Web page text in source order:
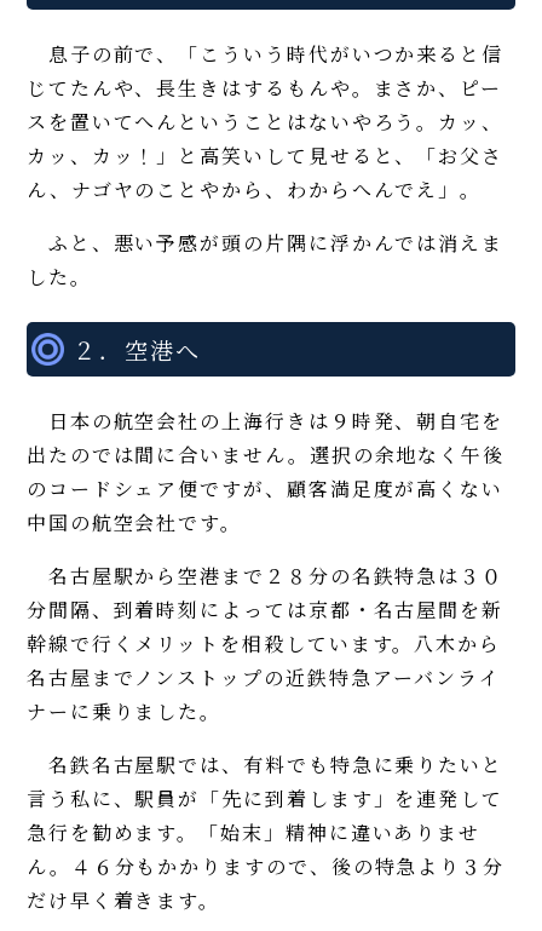
息子の前で、「こういう時代がいつか来ると信
じてたんや、長生きはするもんや。まさか、ピー
スを置いてへんということはないやろう。カッ、
カッ、カッ！」と高笑いして見せると、「お父さ
ん、ナゴヤのことやから、わからへんでえ」。
ふと、悪い予感が頭の片隅に浮かんでは消えま
した。
２．空港へ
日本の航空会社の上海行きは９時発、朝自宅を
出たのでは間に合いません。選択の余地なく午後
のコードシェア便ですが、顧客満足度が高くない
中国の航空会社です。
名古屋駅から空港まで２８分の名鉄特急は３０
分間隔、到着時刻によっては京都・名古屋間を新
幹線で行くメリットを相殺しています。八木から
名古屋までノンストップの近鉄特急アーバンライ
ナーに乗りました。
名鉄名古屋駅では、有料でも特急に乗りたいと
言う私に、駅員が「先に到着します」を連発して
急行を勧めます。「始末」精神に違いありませ
ん。４６分もかかりますので、後の特急より３分
だけ早く着きます。